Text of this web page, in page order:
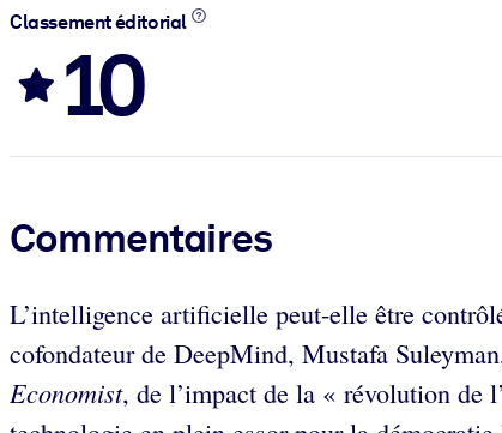
Classement éditorial
10
Commentaires
L’intelligence artificielle peut-elle être
cofondateur de DeepMind, Mustafa
Economist, de l’impact de la « révolution de